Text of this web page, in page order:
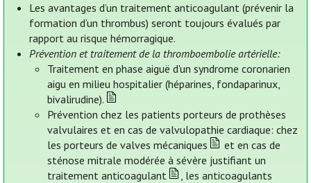
Les avantages d’un traitement anticoagulant (prévenir la
formation d’un thrombus) seront toujours évalués par
rapport au risque hémorragique.
Prévention et traitement de la thromboembolie artérielle:
Traitement en phase aiguë d'un syndrome coronarien
aigu en milieu hospitalier (héparines, fondaparinux,
bivalirudine).
Prévention chez les patients porteurs de prothèses
valvulaires et en cas de valvulopathie cardiaque: chez
les porteurs de valves mécaniques
et en cas de
sténose mitrale modérée à sévère justifiant un
traitement anticoagulant
, les anticoagulants